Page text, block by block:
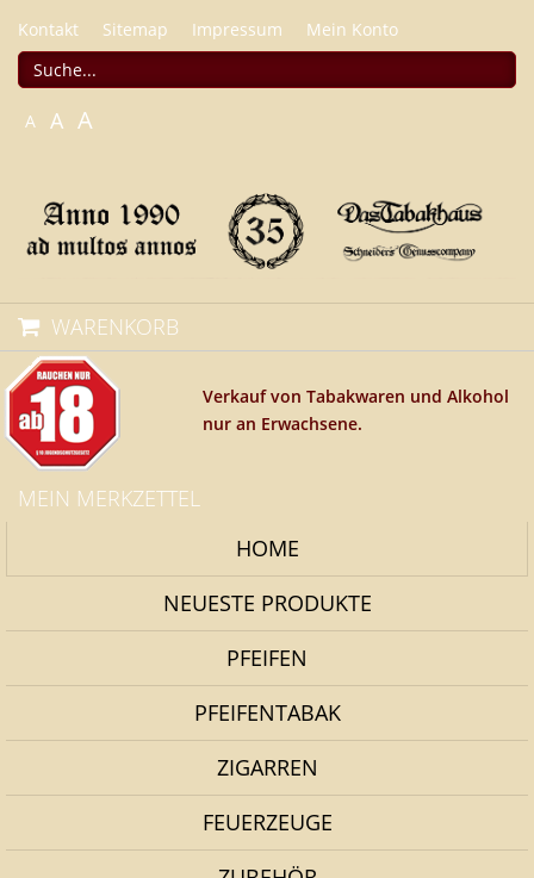
Kontakt Sitemap Impressum Mein Konto
A A A
WARENKORB
Verkauf von Tabakwaren und Alkohol
nur an Erwachsene.
MEIN MERKZETTEL
HOME
NEUESTE PRODUKTE
PFEIFEN
PFEIFENTABAK
ZIGARREN
FEUERZEUGE